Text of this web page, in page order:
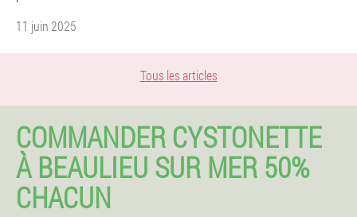
11 juin 2025
Tous les articles
COMMANDER CYSTONETTE
À BEAULIEU SUR MER 50%
CHACUN